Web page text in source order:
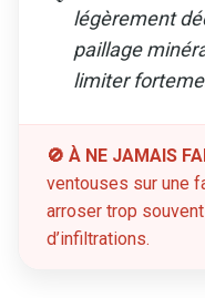
légèrement
paillage
limiter
🚫 À NE JAMAIS
ventouses sur une
arroser trop
d’infiltrations.